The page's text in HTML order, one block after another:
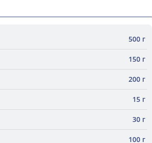
500 г
150 г
200 г
15 г
30 г
100 г